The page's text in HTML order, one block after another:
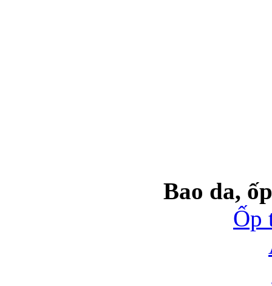
Bao da,
Ốp